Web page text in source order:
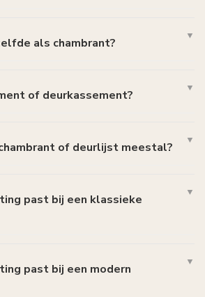
als chambrant?
of deurkassement?
of deurlijst meestal?
past bij een klassieke
past bij een modern